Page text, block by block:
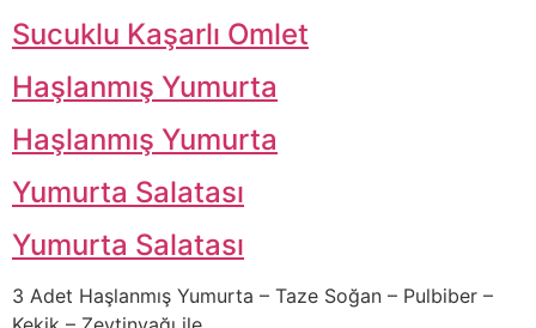
Sucuklu Kaşarlı Omlet
Haşlanmış Yumurta
Haşlanmış Yumurta
Yumurta Salatası
Yumurta Salatası
3 Adet Haşlanmış Yumurta – Taze Soğan – Pulbiber –